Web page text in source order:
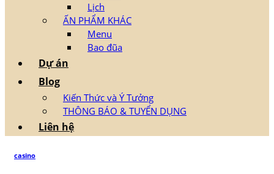
Lịch
ẤN PHẨM KHÁC
Menu
Bao đũa
Dự án
Blog
Kiến Thức và Ý Tưởng
THÔNG BÁO & TUYỂN DỤNG
Liên hệ
casino